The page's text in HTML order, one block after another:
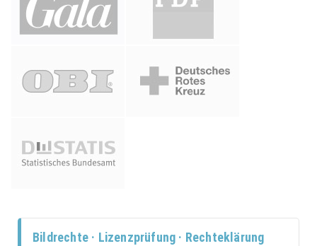
Bildrechte · Lizenzprüfung · Rechteklärung